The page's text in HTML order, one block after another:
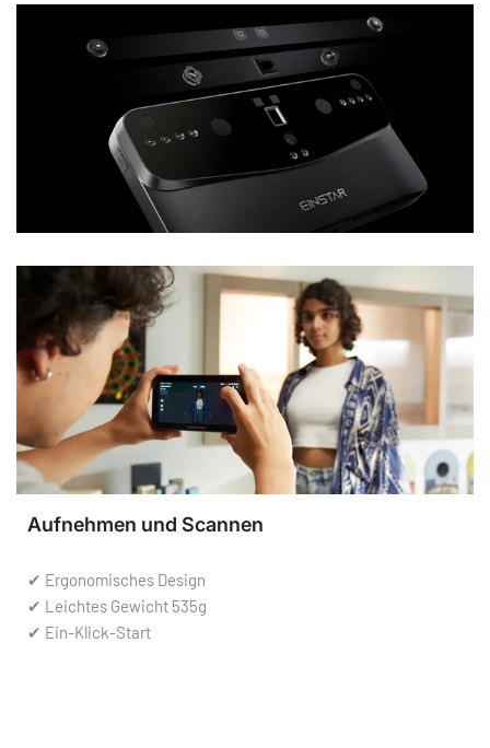
Aufnehmen und Scannen
✔ Ergonomisches Design
✔ Leichtes Gewicht 535g
✔ Ein-Klick-Start